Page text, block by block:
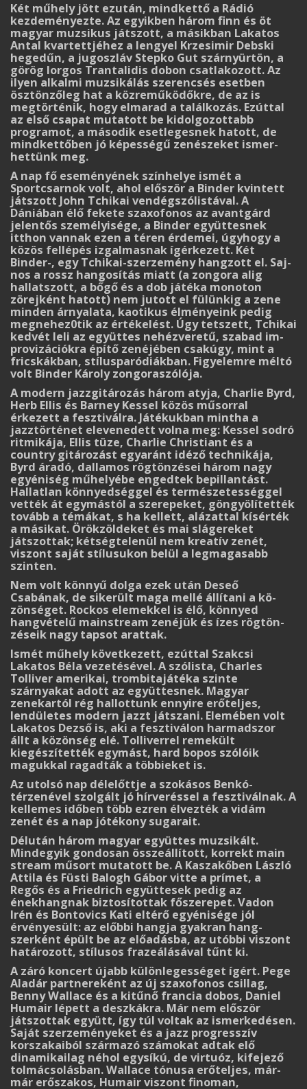
Két műhely jött ezután, mindkettő a Rádió
kezdeményezte. Az egyikben három finn és öt
magyar muzsikus játszott, a másikban Lakatos
Antal kvartettjéhez a lengyel Krzesimir Debski
hegedűn, a jugoszláv Stepko Gut szárnyürtön, a
görög Iorgos Trantalidis dobon csatlakozott. Az
ilyen alkalmi muzsikálás szerencsés esetben
ösztönzőleg hat a közreműködőkre, de az is
megtörténik, hogy elmarad a találkozás. Ezúttal
az első csapat mutatott be kidolgozottabb
programot, a második esetlegesnek hatott, de
mindkettőben jó képességű zenészeket ismer­
hettünk meg.
A nap fő eseményének színhelye ismét a
Sportcsarnok volt, ahol először a Binder kvintett
játszott John Tchikai vendégszólistával. A
Dániában élő fekete szaxofonos az avantgárd
jelentős személyisége, a Binder együttesnek
itthon vannak ezen a téren érdemei, úgyhogy a
közös fellépés izgalmasnak ígérkezett. Két
Binder-, egy Tchikai-szerzemény hangzott el. Saj­
nos a rossz hangosítás miatt (a zongora alig
hallatszott, a bőgő és a dob játéka monoton
zörej­ként hatott) nem jutott el fülünkig a zene
minden árnyalata, kaotikus élményeink pedig
meg­nehez0tik az értékelést. Úgy tetszett, Tchikai
kedvét leli az együttes nehézveretű, szabad im­
provizációkra építő zenéjében csakúgy, mint a
fricskákban, stílusparódiákban. Figyelemre méltó
volt Binder Károly zongoraszólója.
A modern jazzgitározás három atyja, Charlie Byrd,
Herb Ellis és Barney Kessel közös műsorral
érkezett a fesztiválra. Játékukban mintha a
jazztörténet elevenedett volna meg: Kes­sel sodró
ritmikája, Ellis tüze, Charlie Christiant és a
country gitározást egyaránt idéző tech­nikája,
Byrd áradó, dallamos rögtönzései három nagy
egyéniség műhelyébe engedtek be­pillantást.
Hallatlan könnyedséggel és természetességgel
vették át egymástól a szerepeket, göngyölítették
tovább a témákat, s ha kellett, alázattal kísérték
a másikat. Örökzöldeket és mai slágereket
játszottak; kétségtelenül nem kreatív zenét,
viszont saját stílusukon belül a leg­ma­gasabb
szinten.
Nem volt könnyű dolga ezek után Deseő
Csabának, de sikerült maga mellé állítani a kö­
zönséget. Rockos elemekkel is élő, könnyed
hangvételű mainstream zenéjük és ízes rög­tön­
zéseik nagy tapsot arattak.
Ismét műhely következett, ezúttal Szakcsi
Lakatos Béla vezetésével. A szólista, Charles
Tolliver amerikai, trombitajátéka szinte
szárnyakat adott az együttesnek. Magyar
zenekartól rég hallottunk ennyire erőteljes,
lendületes modern jazzt játszani. Elemében volt
Lakatos De­zső is, aki a fesztiválon harmadszor
állt a közönség elé. Tolliverrel remekült
kiegészítették egymást, hard bopos szólóik
magukkal ragadták a többieket is.
Az utolsó nap délelőttje a szokásos Benkó-
térzenével szolgált jó hírveréssel a feszti­válnak. A
kellemes időben több ezren élvezték a vidám
zenét és a nap jótékony sugarait.
Délután három magyar együttes muzsikált.
Mindegyik gondosan összeállított, korrekt main
stream műsort mutatott be. A Kaszakőben László
Attila és Füsti Balogh Gábor vitte a prímet, a
Regős és a Friedrich együttesek pedig az
énekhangnak biztosítottak főszerepet. Va­don
Irén és Bontovics Kati eltérő egyénisége jól
érvényesült: az előbbi hangja gyakran hang­
szerként épült be az előadásba, az utóbbi viszont
határozott, stílusos frazeálásával tűnt ki.
A záró koncert újabb különlegességet ígért. Pege
Aladár partnereként az új szaxofonos csillag,
Benny Wallace és a kitűnő francia dobos, Daniel
Humair lépett a deszkákra. Már nem először
játszottak együtt, így túl voltak az ismerkedésen.
Saját szerzeményeket és a jazz prog­resszív
korszakaiból származó számokat adtak elő
dinamikailag néhol egysíkú, de virtuóz, ki­fejező
tolmácsolásban. Wallace tónusa erőteljes, már-
már erőszakos, Humair viszont finoman,